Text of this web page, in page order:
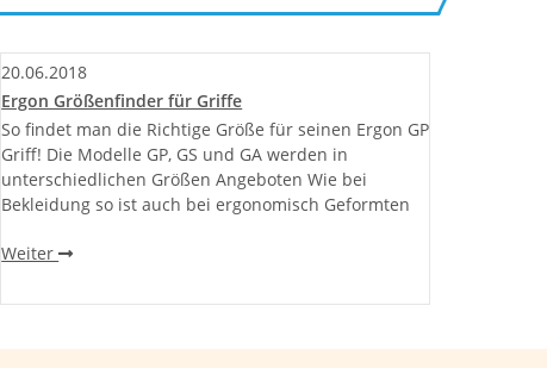
20.06.2018
Ergon Größenfinder für Griffe
So findet man die Richtige Größe für seinen Ergon GP
Griff! Die Modelle GP, GS und GA werden in
unterschiedlichen Größen Angeboten Wie bei
Bekleidung so ist auch bei ergonomisch Geformten
Weiter